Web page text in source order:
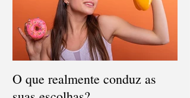
O que realmente conduz as